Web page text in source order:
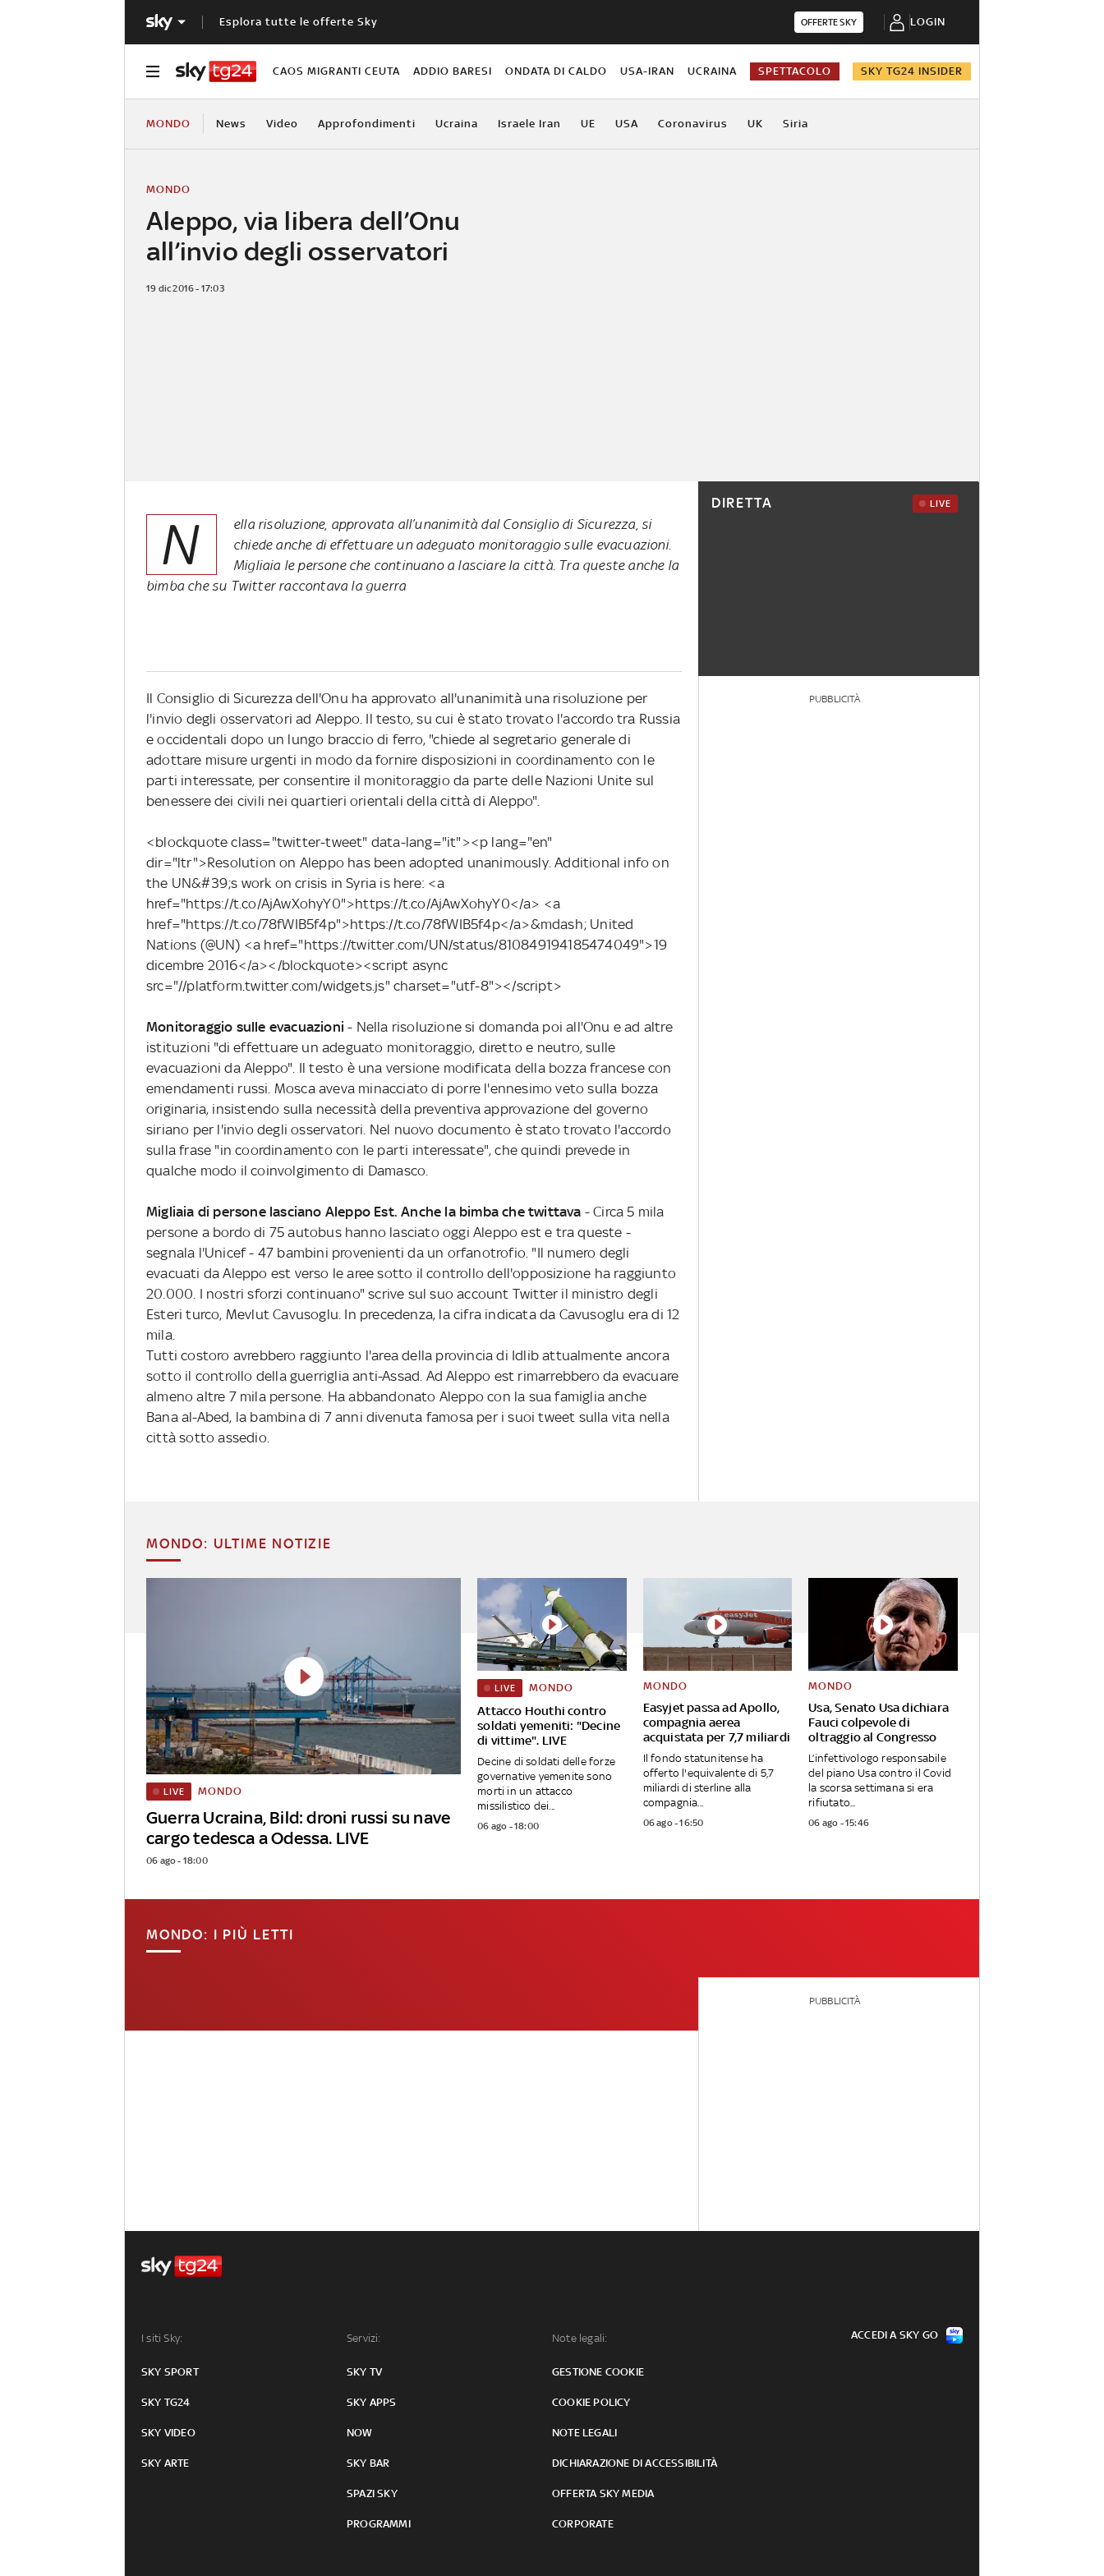
Esplora tutte le offerte Sky OFFERTE SKY LOGIN
CAOS MIGRANTI CEUTA ADDIO BARESI ONDATA DI CALDO USA-IRAN UCRAINA SPETTACOLO SKY TG24 INSIDER
MONDO News Video Approfondimenti Ucraina Israele Iran UE USA Coronavirus UK Siria
Aleppo, via libera dell’Onu
all’invio degli osservatori
MONDO
19 dic 2016 - 17:03
N
ella risoluzione, approvata all’unanimità dal Consiglio di Sicurezza, si
chiede anche di effettuare un adeguato monitoraggio sulle evacuazioni.
Migliaia le persone che continuano a lasciare la città. Tra queste anche la
bimba che su Twitter raccontava la guerra
Il Consiglio di Sicurezza dell'Onu ha approvato all'unanimità una risoluzione per
l'invio degli osservatori ad Aleppo. Il testo, su cui è stato trovato l'accordo tra Russia
e occidentali dopo un lungo braccio di ferro, "chiede al segretario generale di
adottare misure urgenti in modo da fornire disposizioni in coordinamento con le
parti interessate, per consentire il monitoraggio da parte delle Nazioni Unite sul
benessere dei civili nei quartieri orientali della città di Aleppo".
<blockquote class="twitter-tweet" data-lang="it"><p lang="en"
dir="ltr">Resolution on Aleppo has been adopted unanimously. Additional info on
the UN&#39;s work on crisis in Syria is here: <a
href="https://t.co/AjAwXohyY0">https://t.co/AjAwXohyY0</a> <a
href="https://t.co/78fWIB5f4p">https://t.co/78fWIB5f4p</a>&mdash; United
Nations (@UN) <a href="https://twitter.com/UN/status/810849194185474049">19
dicembre 2016</a></blockquote><script async
src="//platform.twitter.com/widgets.js" charset="utf-8"></script>
Monitoraggio sulle evacuazioni - Nella risoluzione si domanda poi all'Onu e ad altre
istituzioni "di effettuare un adeguato monitoraggio, diretto e neutro, sulle
evacuazioni da Aleppo". Il testo è una versione modificata della bozza francese con
emendamenti russi. Mosca aveva minacciato di porre l'ennesimo veto sulla bozza
originaria, insistendo sulla necessità della preventiva approvazione del governo
siriano per l'invio degli osservatori. Nel nuovo documento è stato trovato l'accordo
sulla frase "in coordinamento con le parti interessate", che quindi prevede in
qualche modo il coinvolgimento di Damasco.
Migliaia di persone lasciano Aleppo Est. Anche la bimba che twittava - Circa 5 mila
persone a bordo di 75 autobus hanno lasciato oggi Aleppo est e tra queste -
segnala l'Unicef - 47 bambini provenienti da un orfanotrofio. "Il numero degli
evacuati da Aleppo est verso le aree sotto il controllo dell'opposizione ha raggiunto
20.000. I nostri sforzi continuano" scrive sul suo account Twitter il ministro degli
Esteri turco, Mevlut Cavusoglu. In precedenza, la cifra indicata da Cavusoglu era di 12
mila.
Tutti costoro avrebbero raggiunto l'area della provincia di Idlib attualmente ancora
sotto il controllo della guerriglia anti-Assad. Ad Aleppo est rimarrebbero da evacuare
almeno altre 7 mila persone. Ha abbandonato Aleppo con la sua famiglia anche
Bana al-Abed, la bambina di 7 anni divenuta famosa per i suoi tweet sulla vita nella
città sotto assedio.
DIRETTA LIVE
PUBBLICITÀ
MONDO: ULTIME NOTIZIE
Guerra Ucraina, Bild: droni russi su nave
cargo tedesca a Odessa. LIVE
LIVE MONDO
06 ago - 18:00
Attacco Houthi contro
soldati yemeniti: "Decine
di vittime". LIVE
LIVE MONDO
Decine di soldati delle forze
governative yemenite sono
morti in un attacco
missilistico dei...
06 ago - 18:00
Easyjet passa ad Apollo,
compagnia aerea
acquistata per 7,7 miliardi
MONDO
Il fondo statunitense ha
offerto l'equivalente di 5,7
miliardi di sterline alla
compagnia...
06 ago - 16:50
Usa, Senato Usa dichiara
Fauci colpevole di
oltraggio al Congresso
MONDO
L’infettivologo responsabile
del piano Usa contro il Covid
la scorsa settimana si era
rifiutato...
06 ago - 15:46
MONDO: I PIÙ LETTI
PUBBLICITÀ
I siti Sky:
SKY SPORT
SKY TG24
SKY VIDEO
SKY ARTE
Servizi:
SKY TV
SKY APPS
NOW
SKY BAR
SPAZI SKY
PROGRAMMI
Note legali:
GESTIONE COOKIE
COOKIE POLICY
NOTE LEGALI
DICHIARAZIONE DI ACCESSIBILITÀ
OFFERTA SKY MEDIA
CORPORATE
ACCEDI A SKY GO